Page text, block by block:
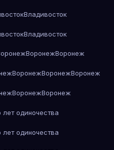
Владивосток
Владивосток
ВоронежВоронеж
ВоронежВоронежВоронеж
ВоронежВоронеж
одиночества
одиночества